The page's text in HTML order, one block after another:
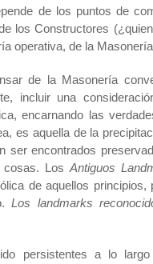
de los puntos de
los Constructores
operativa, de la
de la Masonería
incluir una
encarnando las
es aquella de la
encontrados
Los Antiguos
de aquellos
Los landmarks
persistentes a lo